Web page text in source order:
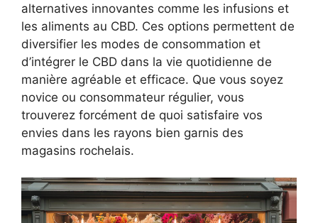
alternatives innovantes comme les infusions et
les aliments au CBD. Ces options permettent de
diversifier les modes de consommation et
d’intégrer le CBD dans la vie quotidienne de
manière agréable et efficace. Que vous soyez
novice ou consommateur régulier, vous
trouverez forcément de quoi satisfaire vos
envies dans les rayons bien garnis des
magasins rochelais.